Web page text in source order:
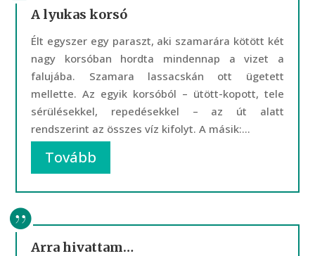
A lyukas korsó
Élt egyszer egy paraszt, aki szamarára kötött két
nagy korsóban hordta mindennap a vizet a
falujába. Szamara lassacskán ott ügetett
mellette. Az egyik korsóból – ütött-kopott, tele
sérülésekkel, repedésekkel – az út alatt
rendszerint az összes víz kifolyt. A másik:...
Tovább
Arra hivattam…